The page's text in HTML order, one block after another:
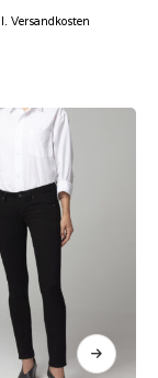
Versandkosten